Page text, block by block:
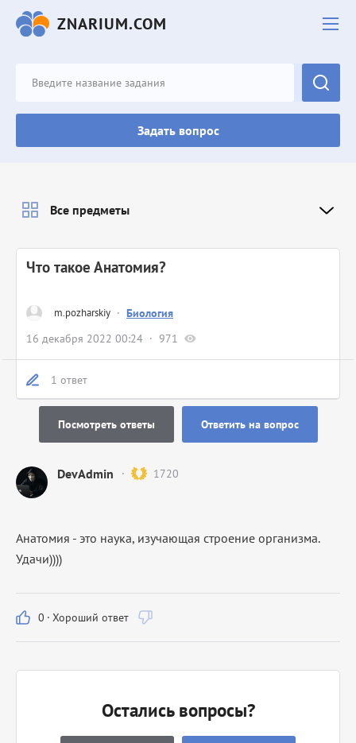
ZNARIUM.COM
Задать вопрос
m.pozharskiy · Биология
16 декабря 2022 00:24
971
Что такое Анатомия?
1 ответ
Посмотреть ответы Ответить на вопрос
DevAdmin 1720
Анатомия - это наука, изучающая строение организма.
Удачи))))
0 · Хороший ответ
Остались вопросы?
Все предметы